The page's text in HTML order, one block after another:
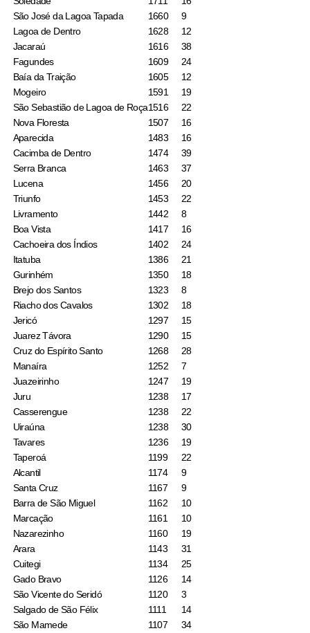
São José da Lagoa Tapada
1660
9
Lagoa de Dentro
1628
12
Jacaraú
1616
38
Fagundes
1609
24
Baía da Traição
1605
12
Mogeiro
1591
19
São Sebastião de Lagoa de Roça1516
22
Nova Floresta
1507
16
Aparecida
1483
16
Cacimba de Dentro
1474
39
Serra Branca
1463
37
Lucena
1456
20
Triunfo
1453
22
Livramento
1442
8
Boa Vista
1417
16
Cachoeira dos Índios
1402
24
Itatuba
1386
21
Gurinhém
1350
18
Brejo dos Santos
1323
8
Riacho dos Cavalos
1302
18
Jericó
1297
15
Juarez Távora
1290
15
Cruz do Espírito Santo
1268
28
Manaíra
1252
7
Juazeirinho
1247
19
Juru
1238
17
Casserengue
1238
22
Uiraúna
1238
30
Tavares
1236
19
Taperoá
1199
22
Alcantil
1174
9
Santa Cruz
1167
9
Barra de São Miguel
1162
10
Marcação
1161
10
Nazarezinho
1160
19
Arara
1143
31
Cuitegi
1134
25
Gado Bravo
1126
14
São Vicente do Seridó
1120
3
Salgado de São Félix
1111
14
São Mamede
1107
34